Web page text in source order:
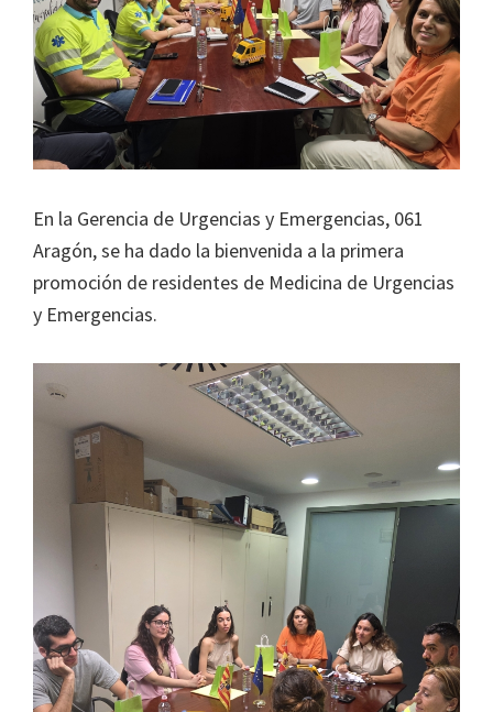
En la Gerencia de Urgencias y Emergencias, 061
Aragón, se ha dado la bienvenida a la primera
promoción de residentes de Medicina de Urgencias
y Emergencias.